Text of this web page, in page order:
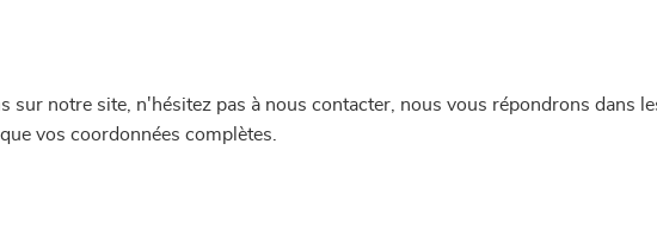
sur notre site, n'hésitez pas à nous contacter, nous vous répondrons dans
vos coordonnées complètes.